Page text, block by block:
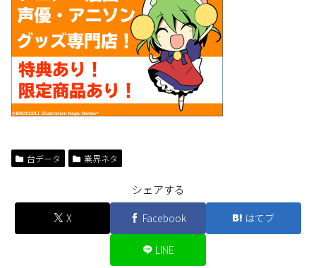
台データ 業界ネタ
シェアする
X Facebook はてブ
LINE